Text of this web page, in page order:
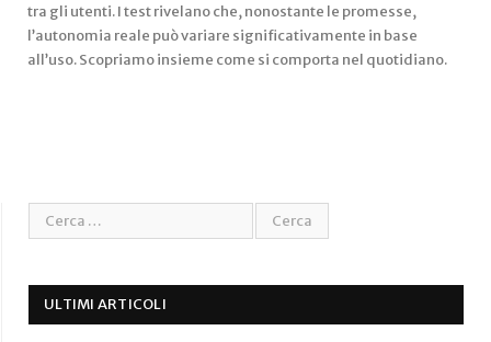
tra gli utenti. I test rivelano che, nonostante le promesse,
l’autonomia reale può variare significativamente in base
all’uso. Scopriamo insieme come si comporta nel quotidiano.
ULTIMI ARTICOLI